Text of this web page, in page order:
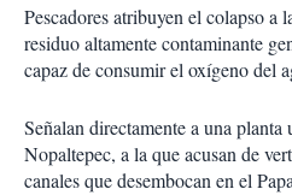
Pescadores atribuyen el colapso a
residuo altamente contaminante
capaz de consumir el oxígeno del
Señalan directamente a una planta
Nopaltepec, a la que acusan de
canales que desembocan en el